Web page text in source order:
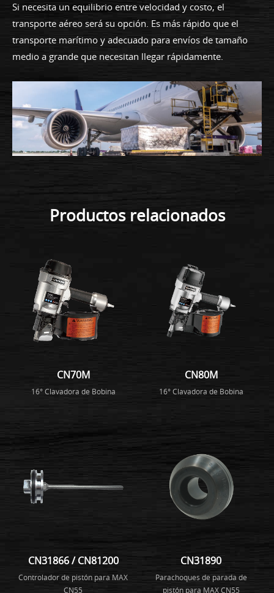
Si necesita un equilibrio entre velocidad y costo, el
transporte aéreo será su opción. Es más rápido que el
transporte marítimo y adecuado para envíos de tamaño
medio a grande que necesitan llegar rápidamente.
Productos relacionados
CN70M
16° Clavadora de Bobina
CN80M
16° Clavadora de Bobina
CN31866 / CN81200
Controlador de pistón para MAX
CN55
CN31890
Parachoques de parada de
pistón para MAX CN55